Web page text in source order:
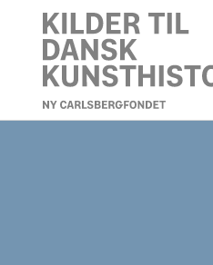
JOHANNES